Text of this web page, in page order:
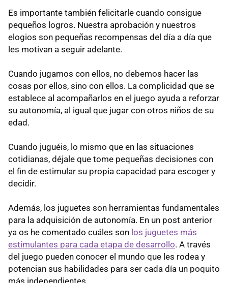
Es importante también felicitarle cuando consigue
pequeños logros. Nuestra aprobación y nuestros
elogios son pequeñas recompensas del día a día que
les motivan a seguir adelante.
Cuando jugamos con ellos, no debemos hacer las
cosas por ellos, sino con ellos. La complicidad que se
establece al acompañarlos en el juego ayuda a reforzar
su autonomía, al igual que jugar con otros niños de su
edad.
Cuando juguéis, lo mismo que en las situaciones
cotidianas, déjale que tome pequeñas decisiones con
el fin de estimular su propia capacidad para escoger y
decidir.
Además, los juguetes son herramientas fundamentales
para la adquisición de autonomía. En un post anterior
ya os he comentado cuáles son los juguetes más
estimulantes para cada etapa de desarrollo. A través
del juego pueden conocer el mundo que les rodea y
potencian sus habilidades para ser cada día un poquito
más independientes.